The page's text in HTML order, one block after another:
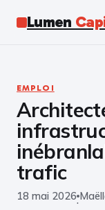
Lumen
Business
Finance
Marketing
EMPLOI
trafic
18 mai 2026
·